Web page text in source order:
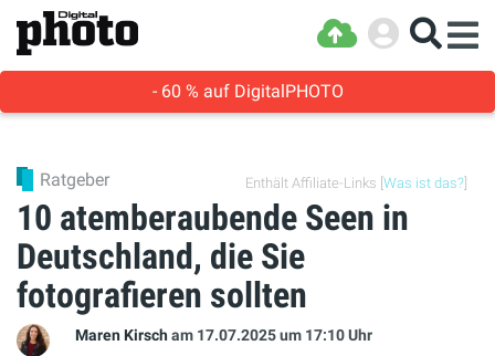
- 60 % auf DigitalPHOTO
Enthält Affiliate-Links [ Was ist das?
Ratgeber
10 atemberaubende Seen in
Deutschland, die Sie
fotografieren sollten
Maren Kirscham 17.07.2025um 17:10 Uhr